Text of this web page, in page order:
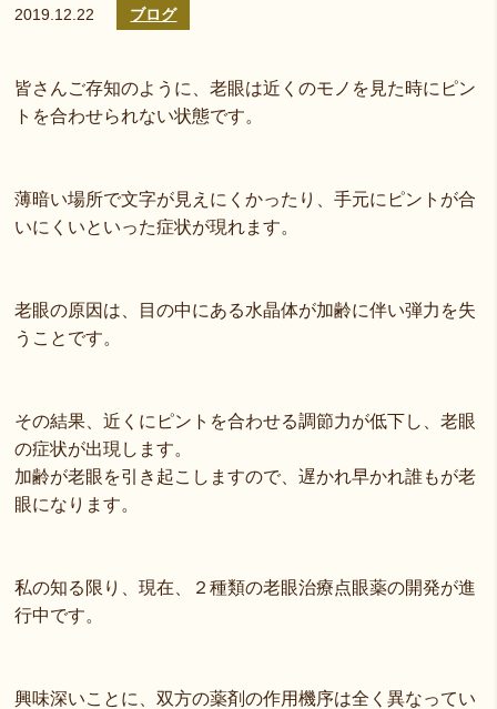
2019.12.22 ブログ
皆さんご存知のように、老眼は近くのモノを見た時にピン
トを合わせられない状態です。
薄暗い場所で文字が見えにくかったり、手元にピントが合
いにくいといった症状が現れます。
老眼の原因は、目の中にある水晶体が加齢に伴い弾力を失
うことです。
その結果、近くにピントを合わせる調節力が低下し、老眼
の症状が出現します。
加齢が老眼を引き起こしますので、遅かれ早かれ誰もが老
眼になります。
私の知る限り、現在、２種類の老眼治療点眼薬の開発が進
行中です。
興味深いことに、双方の薬剤の作用機序は全く異なってい